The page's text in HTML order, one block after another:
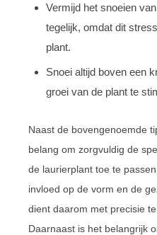
Vermijd het snoeien
tegelijk, omdat dit
plant.
Snoei altijd boven een
groei van de plant te
Naast de bovengenoemde
belang om zorgvuldig de
de laurierplant toe te
invloed op de vorm en de
dient daarom met precisie
Daarnaast is het belangrijk